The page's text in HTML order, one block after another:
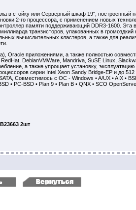
в стойку или Серверный шкаф 19", построенный
2-го процессора, с применением новых
памяти поддерживающий DDR3-1600. Эта
транзисторов, упакованных в
вычислительных кластеров, а также для
Oracle приложениями, а также полностью
DebianVMWare, Mandriva, SuSE Linux,
а также упрощает установку,
серии Intel Xeon Sandy Bridge-EP и до 512
Совместимось с ОС - Windows • A/UX • AIX •
• PC-BSD • Plan 9 • Plan B • QNX • SCO
2шт